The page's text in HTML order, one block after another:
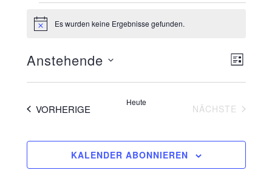
HinweisEs wurden keine Ergebnisse gefunden.
LISTE
Anstehende
wählen.
VORHERIGEVERANSTALTUNGEN
Heute
NÄCHSTE
KALENDER ABONNIEREN